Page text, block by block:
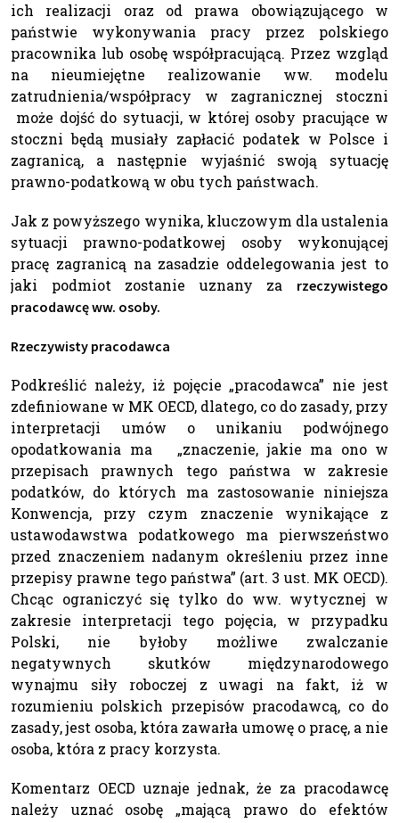
ich realizacji oraz od prawa obowiązującego w
państwie wykonywania pracy przez polskiego
pracownika lub osobę współpracującą. Przez wzgląd
na nieumiejętne realizowanie ww. modelu
zatrudnienia/współpracy w zagranicznej stoczni
może dojść do sytuacji, w której osoby pracujące w
stoczni będą musiały zapłacić podatek w Polsce i
zagranicą, a następnie wyjaśnić swoją sytuację
prawno-podatkową w obu tych państwach.
Jak z powyższego wynika, kluczowym dla ustalenia
sytuacji prawno-podatkowej osoby wykonującej
pracę zagranicą na zasadzie oddelegowania jest to
jaki podmiot zostanie uznany za rzeczywistego
pracodawcę ww. osoby.
Rzeczywisty pracodawca
Podkreślić należy, iż pojęcie „pracodawca” nie jest
zdefiniowane w MK OECD, dlatego, co do zasady, przy
interpretacji umów o unikaniu podwójnego
opodatkowania ma „znaczenie, jakie ma ono w
przepisach prawnych tego państwa w zakresie
podatków, do których ma zastosowanie niniejsza
Konwencja, przy czym znaczenie wynikające z
ustawodawstwa podatkowego ma pierwszeństwo
przed znaczeniem nadanym określeniu przez inne
przepisy prawne tego państwa” (art. 3 ust. MK OECD).
Chcąc ograniczyć się tylko do ww. wytycznej w
zakresie interpretacji tego pojęcia, w przypadku
Polski, nie byłoby możliwe zwalczanie
negatywnych skutków międzynarodowego
wynajmu siły roboczej z uwagi na fakt, iż w
rozumieniu polskich przepisów pracodawcą, co do
zasady, jest osoba, która zawarła umowę o pracę, a nie
osoba, która z pracy korzysta.
Komentarz OECD uznaje jednak, że za pracodawcę
należy uznać osobę „mającą prawo do efektów